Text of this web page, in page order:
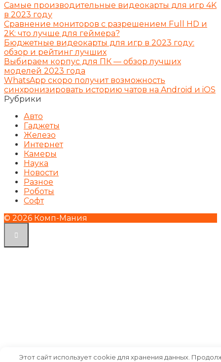
Самые производительные видеокарты для игр 4K
в 2023 году
Сравнение мониторов с разрешением Full HD и
2K: что лучше для геймера?
Бюджетные видеокарты для игр в 2023 году:
обзор и рейтинг лучших
Выбираем корпус для ПК — обзор лучших
моделей 2023 года
WhatsApp скоро получит возможность
синхронизировать историю чатов на Android и iOS
Рубрики
Авто
Гаджеты
Железо
Интернет
Камеры
Наука
Новости
Разное
Роботы
Софт
© 2026 Комп-Мания
Этот сайт использует cookie для хранения данных.